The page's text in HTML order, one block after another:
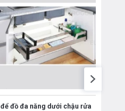
-0912.331.335
để đồ đa năng dưới chậu rửa